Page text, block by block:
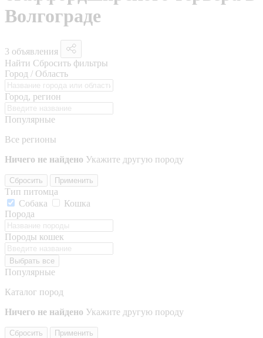
Волгограде
3 объявления
Найти Сбросить фильтры
Город / Область
Город, регион
Популярные
Все регионы
Ничего не найдено Укажите другую породу
Сбросить Применить
Тип питомца
Собака
Кошка
Порода
Породы кошек
Выбрать все
Популярные
Каталог пород
Ничего не найдено Укажите другую породу
Сбросить Применить